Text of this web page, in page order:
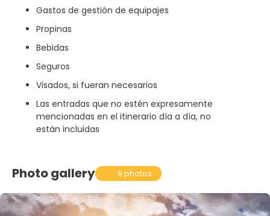
Gastos de gestión de equipajes
Propinas
Bebidas
Seguros
Visados, si fueran necesarios
Las entradas que no estén expresamente
mencionadas en el itinerario día a día, no
están incluidas
Photo gallery 9 photos